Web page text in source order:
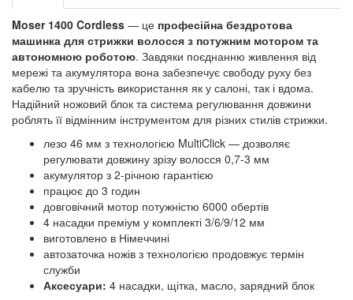
Moser 1400 Cordless — це професійна бездротова
машинка для стрижки волосся з потужним мотором та
автономною роботою. Завдяки поєднанню живлення від
мережі та акумулятора вона забезпечує свободу руху без
кабелю та зручність використання як у салоні, так і вдома.
Надійний ножовий блок та система регулювання довжини
роблять її відмінним інструментом для різних стилів стрижки.
лезо 46 мм з технологією MultiClick — дозволяє
регулювати довжину зрізу волосся 0,7-3 мм
акумулятор з 2-річною гарантією
працює до 3 годин
довговічний мотор потужністю 6000 обертів
4 насадки преміум у комплекті 3/6/9/12 мм
виготовлено в Німеччині
автозаточка ножів з технологією продовжує термін
служби
Аксесуари: 4 насадки, щітка, масло, зарядний блок